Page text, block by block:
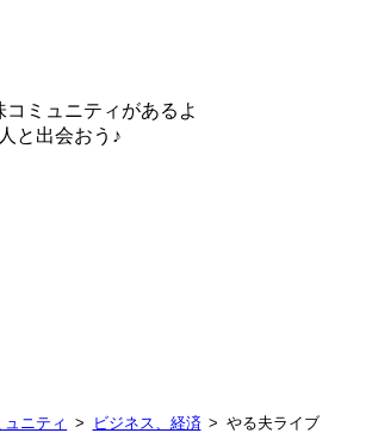
ミュニティがあるよ
と出会おう♪
ュニティ ビジネス、経済 やる夫ライブ